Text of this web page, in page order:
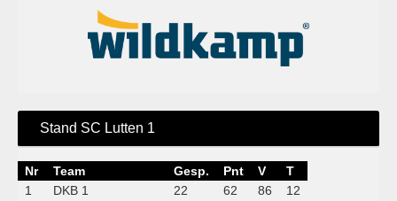
Stand SC Lutten 1
Nr Team Gesp. Pnt V
T
1
DKB 1 22 62 86
12